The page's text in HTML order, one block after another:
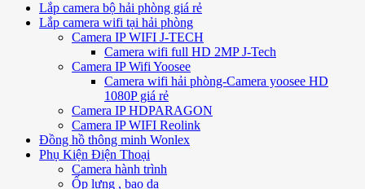
Lắp camera bộ hải phòng giá rẻ
Lắp camera wifi tại hải phòng
Camera IP WIFI J-TECH
Camera wifi full HD 2MP J-Tech
Camera IP Wifi Yoosee
Camera wifi hải phòng-Camera yoosee HD
1080P giá rẻ
Camera IP HDPARAGON
Camera IP WIFI Reolink
Đồng hồ thông minh Wonlex
Phụ Kiện Điện Thoại
Camera hành trình
Ốp lưng , bao da